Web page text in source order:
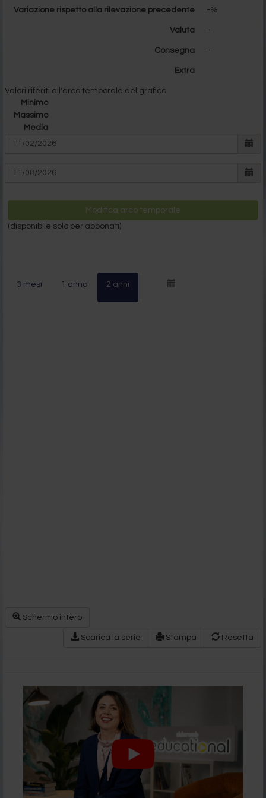
Variazione rispetto alla rilevazione precedente -%
Valuta -
Consegna -
Extra
Valori riferiti all'arco temporale del grafico
Minimo
Massimo
Media
Modifica arco temporale
(disponibile solo per abbonati)
3 mesi 1 anno 2 anni
Schermo intero
Scarica la serie Stampa Resetta